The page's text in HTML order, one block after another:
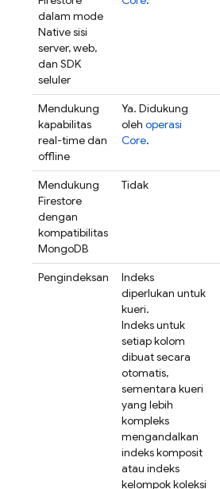
dalam mode
Native sisi
server, web,
dan SDK
seluler
Mendukung
kapabilitas
real-time dan
offline
Ya. Didukung
oleh operasi
Core.
Mendukung
Firestore
dengan
kompatibilitas
MongoDB
Tidak
Pengindeksan
Indeks
diperlukan untuk
kueri.
Indeks untuk
setiap kolom
dibuat secara
otomatis,
sementara kueri
yang lebih
kompleks
mengandalkan
indeks komposit
atau indeks
kelompok koleksi